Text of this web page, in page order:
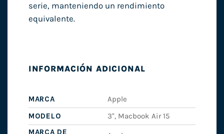
serie, manteniendo un rendimiento
equivalente.
INFORMACIÓN ADICIONAL
MARCA
Apple
MODELO
3", Macbook Air 15
MARCA DE